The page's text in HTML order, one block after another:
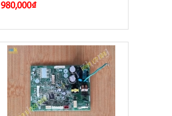
980,000₫